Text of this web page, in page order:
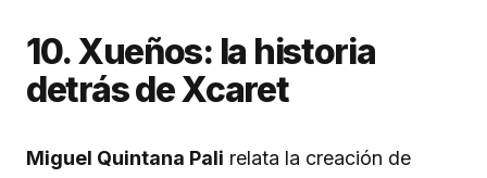
10. Xueños: la historia
detrás de Xcaret
Miguel Quintana Pali relata la creación de